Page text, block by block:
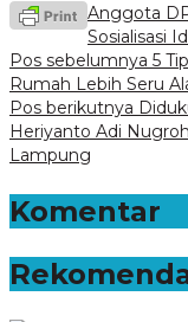
Anggota
Sosialisasi
Navigasi
pos
Pos sebelumnya 5
Rumah Lebih Seru
Pos berikutnya
Heriyanto Adi
Lampung
Komentar